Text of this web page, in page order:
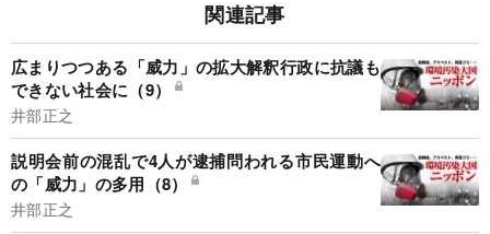
関連記事
広まりつつある「威力」の拡大解釈行政に抗議も
できない社会に（9）
井部正之
説明会前の混乱で4人が逮捕問われる市民運動へ
の「威力」の多用（8）
井部正之